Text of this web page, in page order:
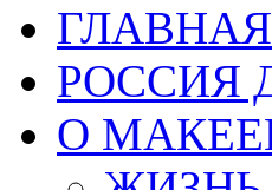
ГЛАВНАЯ
РОССИЯ
О